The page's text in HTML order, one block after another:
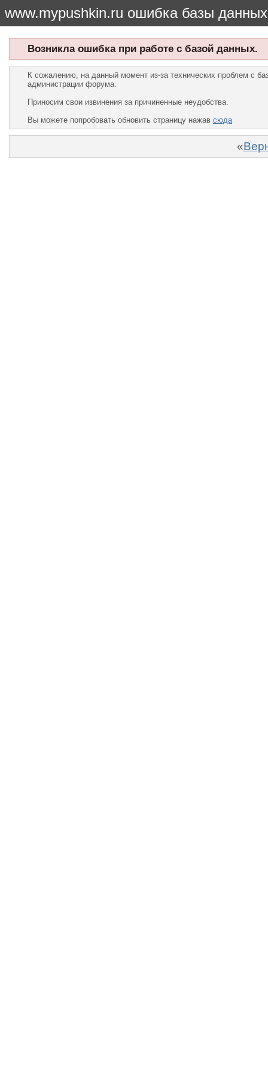
www.mypushkin.ru ошибка базы данных
Возникла ошибка при работе с базой данных.
К сожалению, на данный момент из-за технических проблем с
администрации форума.
Приносим свои извинения за причиненные неудобства.
Вы можете попробовать обновить страницу нажав сюда
«